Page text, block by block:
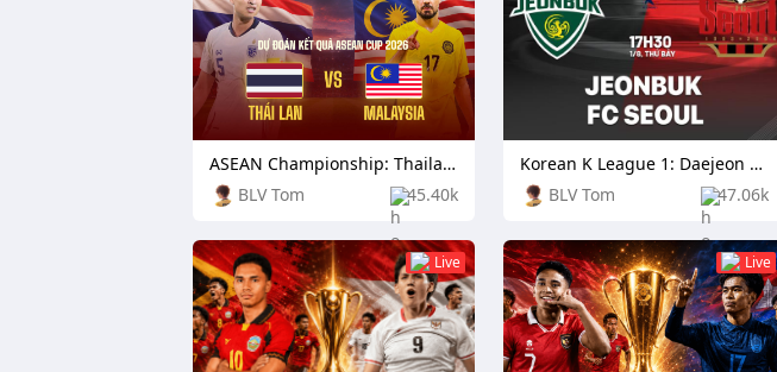
BLV Tom 45.40k
ASEAN Championship: Thailand vs Malaysia
BLV Tom 47.06k
Korean K League 1: Daejeon Citizen vs Football Club Seoul
Live Live